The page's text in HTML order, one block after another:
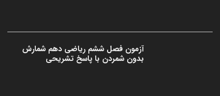
آزمون فصل ششم ریاضی دهم شمارش
بدون شمردن با پاسخ تشریحی